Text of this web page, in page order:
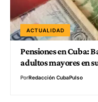
ACTUALIDAD
Pensiones en Cuba:
adultos mayores en
PorRedacción CubaPulso